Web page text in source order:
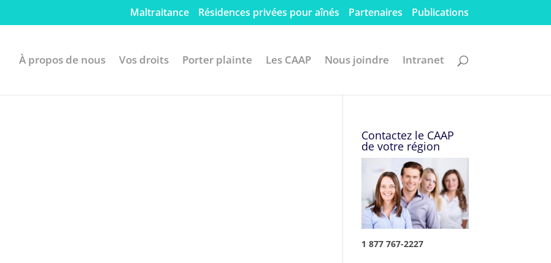
Maltraitance Résidences privées pour aînés Partenaires Publications
À propos de nous Vos droits Porter plainte Les CAAP Nous joindre Intranet
Contactez le CAAP
de votre région
1 877 767-2227